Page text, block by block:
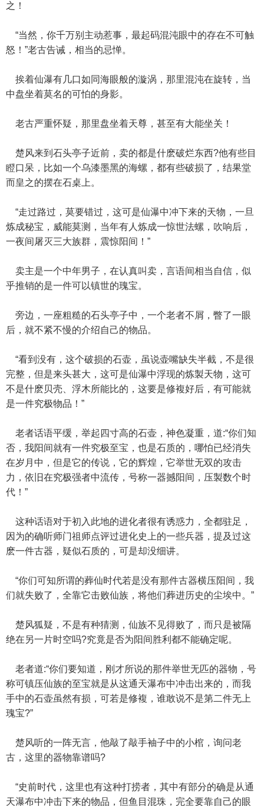
之！
“当然，你千万别主动惹事，最起码混沌眼中的存在不可触
怒！”老古告诫，相当的忌惮。
挨着仙瀑有几口如同海眼般的漩涡，那里混沌在旋转，当
中盘坐着莫名的可怕的身影。
老古严重怀疑，那里盘坐着天尊，甚至有大能坐关！
楚风来到石头亭子近前，卖的都是什麽破烂东西?他有些目
瞪口呆，比如一个乌漆墨黑的海螺，都有些破损了，结果堂
而皇之的摆在石桌上。
“走过路过，莫要错过，这可是仙瀑中冲下来的天物，一旦
炼成秘宝，威能莫测，当年有人炼成一惊世法螺，吹响后，
一夜间屠灭三大族群，震惊阳间！”
卖主是一个中年男子，在认真叫卖，言语间相当自信，似
乎推销的是一件可以镇世的瑰宝。
旁边，一座粗糙的石头亭子中，一个老者不屑，瞥了一眼
后，就不紧不慢的介绍自己的物品。
“看到没有，这个破损的石壶，虽说壶嘴缺失半截，不是很
完整，但是来头甚大，这可是仙瀑中浮现的炼製天物，这可
不是什麽贝壳、浮木所能比的，这要是修複好后，有可能就
是一件究极物品！”
老者话语平缓，举起四寸高的石壶，神色凝重，道:“你们知
否，我阳间就有一件究极至宝，也是石质的，哪怕已经消失
在岁月中，但是它的传说，它的辉煌，它举世无双的攻击
力，依旧在究极强者中流传，号称一器撼阳间，压製数个时
代！”
这种话语对于初入此地的进化者很有诱惑力，全都驻足，
因为的确听师门祖师点评过进化史上的一些兵器，提及过这
麽一件古器，疑似石质的，可是却没细讲。
“你们可知所谓的葬仙时代若是没有那件古器横压阳间，我
们就失败了，全靠它击败仙族，将他们葬进历史的尘埃中。”
楚风狐疑，不是有种猜测，仙族不见得败了，而只是被隔
绝在另一片时空吗?究竟是否为阳间胜利都不能确定呢。
老者道:“你们要知道，刚才所说的那件举世无匹的器物，号
称可镇压仙族的至宝就是从这通天瀑布中冲击出来的，而我
手中的石壶虽然有损，可若是修複，谁敢说不是第二件无上
瑰宝?”
楚风听的一阵无言，他敲了敲手袖子中的小棺，询问老
古，这里的器物靠谱吗?
“史前时代，这里也有这种打捞者，其中有部分的确是从通
天瀑布中冲击下来的物品，但鱼目混珠，完全要靠自己的眼